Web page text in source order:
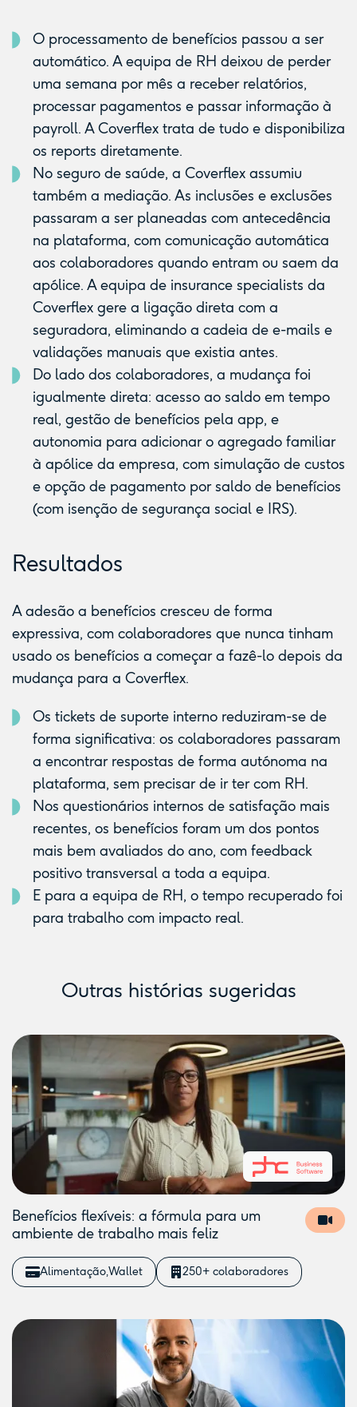
O processamento de benefícios passou a ser
automático. A equipa de RH deixou de perder
uma semana por mês a receber relatórios,
processar pagamentos e passar informação à
payroll. A Coverflex trata de tudo e disponibiliza
os reports diretamente.
No seguro de saúde, a Coverflex assumiu
também a mediação. As inclusões e exclusões
passaram a ser planeadas com antecedência
na plataforma, com comunicação automática
aos colaboradores quando entram ou saem da
apólice. A equipa de insurance specialists da
Coverflex gere a ligação direta com a
seguradora, eliminando a cadeia de e-mails e
validações manuais que existia antes.
Do lado dos colaboradores, a mudança foi
igualmente direta: acesso ao saldo em tempo
real, gestão de benefícios pela app, e
autonomia para adicionar o agregado familiar
à apólice da empresa, com simulação de custos
e opção de pagamento por saldo de benefícios
(com isenção de segurança social e IRS).
Resultados
A adesão a benefícios cresceu de forma
expressiva, com colaboradores que nunca tinham
usado os benefícios a começar a fazê-lo depois da
mudança para a Coverflex.
Os tickets de suporte interno reduziram-se de
forma significativa: os colaboradores passaram
a encontrar respostas de forma autónoma na
plataforma, sem precisar de ir ter com RH.
Nos questionários internos de satisfação mais
recentes, os benefícios foram um dos pontos
mais bem avaliados do ano, com feedback
positivo transversal a toda a equipa.
E para a equipa de RH, o tempo recuperado foi
para trabalho com impacto real.
Outras histórias sugeridas
Benefícios flexíveis: a fórmula para um
ambiente de trabalho mais feliz
AlimentaçãoWallet 250+ colaboradores